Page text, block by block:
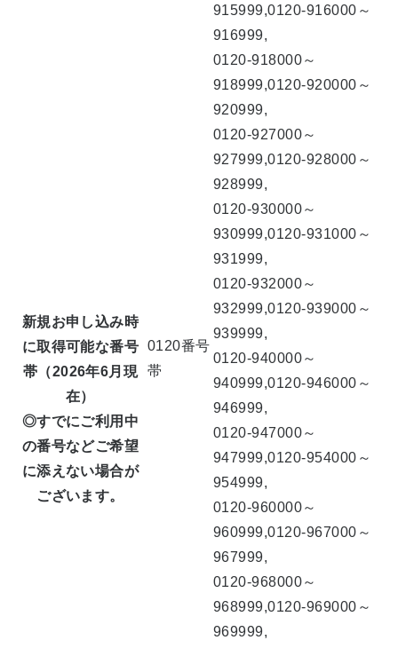
新規お申し込み時
に取得可能な番号
帯（2026年6月現
在）
◎すでにご利用中
の番号などご希望
に添えない場合が
ございます。
0120番号
帯
915999,0120-916000～
916999,
0120-918000～
918999,0120-920000～
920999,
0120-927000～
927999,0120-928000～
928999,
0120-930000～
930999,0120-931000～
931999,
0120-932000～
932999,0120-939000～
939999,
0120-940000～
940999,0120-946000～
946999,
0120-947000～
947999,0120-954000～
954999,
0120-960000～
960999,0120-967000～
967999,
0120-968000～
968999,0120-969000～
969999,